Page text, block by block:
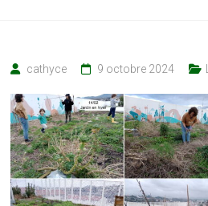
cathyce 9 octobre 2024